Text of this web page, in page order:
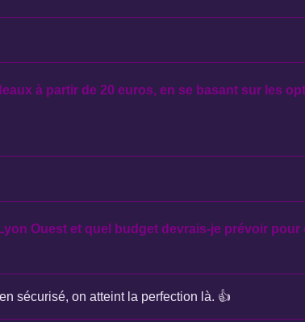
à partir de 20 euros, en se basant sur les
Ouest et quel budget devrais-je prévoir pour
sécurisé, on atteint la perfection là. 👍